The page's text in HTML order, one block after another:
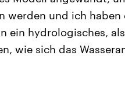
werden und ich
ein hydrologisches,
wie sich das